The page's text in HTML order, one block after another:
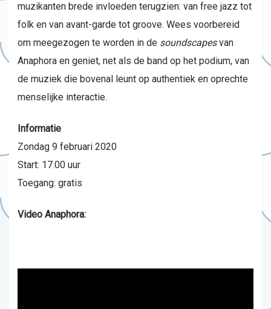
muzikanten brede invloeden terugzien: van free jazz tot
folk en van avant-garde tot groove. Wees voorbereid
om meegezogen te worden in de soundscapesvan
Anaphora en geniet, net als de band op het podium, van
de muziek die bovenal leunt op authentiek en oprechte
menselijke interactie.
Informatie
Zondag 9 februari 2020
Start: 17.00 uur
Toegang: gratis
Video Anaphora: